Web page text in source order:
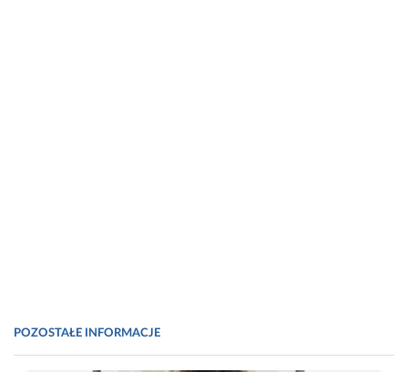
POZOSTAŁE INFORMACJE